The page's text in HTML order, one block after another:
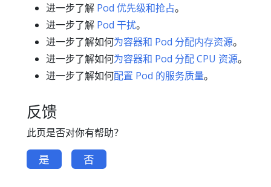
进一步了解 Pod 优先级和抢占。
进一步了解 Pod 干扰。
进一步了解如何为容器和 Pod 分配内存资源。
进一步了解如何为容器和 Pod 分配 CPU 资源。
进一步了解如何配置 Pod 的服务质量。
反馈
此页是否对你有帮助？
是 否